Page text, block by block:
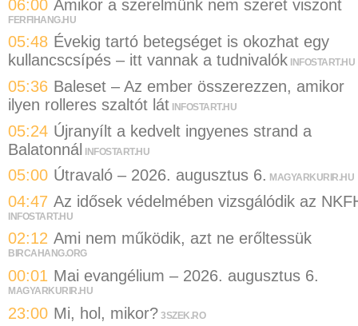
06:00 Amikor a szerelmünk nem szeret viszont
FERFIHANG.HU
05:48 Évekig tartó betegséget is okozhat egy
kullancscsípés – itt vannak a tudnivalók INFOSTART.HU
05:36 Baleset – Az ember összerezzen, amikor
ilyen rolleres szaltót lát INFOSTART.HU
05:24 Újranyílt a kedvelt ingyenes strand a
Balatonnál INFOSTART.HU
05:00 Útravaló – 2026. augusztus 6. MAGYARKURIR.HU
04:47 Az idősek védelmében vizsgálódik az
INFOSTART.HU
02:12 Ami nem működik, azt ne erőltessük
BIRCAHANG.ORG
00:01 Mai evangélium – 2026. augusztus 6.
MAGYARKURIR.HU
23:00 Mi, hol, mikor? 3SZEK.RO